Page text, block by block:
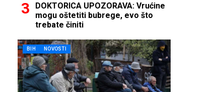
DOKTORICA UPOZORAVA: Vrućine
mogu oštetiti bubrege, evo što
trebate činiti
BIH NOVOSTI